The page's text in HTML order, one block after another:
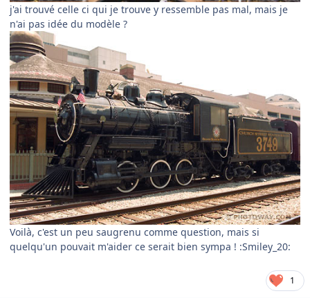
j'ai trouvé celle ci qui je trouve y ressemble pas mal, mais je
n'ai pas idée du modèle ?
Voilà, c'est un peu saugrenu comme question, mais si
quelqu'un pouvait m'aider ce serait bien sympa ! :Smiley_20:
1